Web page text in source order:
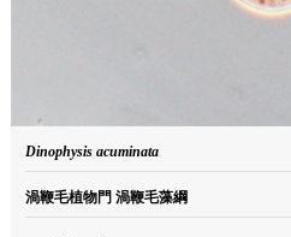
Dinophysis acuminata
渦鞭毛植物門 渦鞭毛藻綱